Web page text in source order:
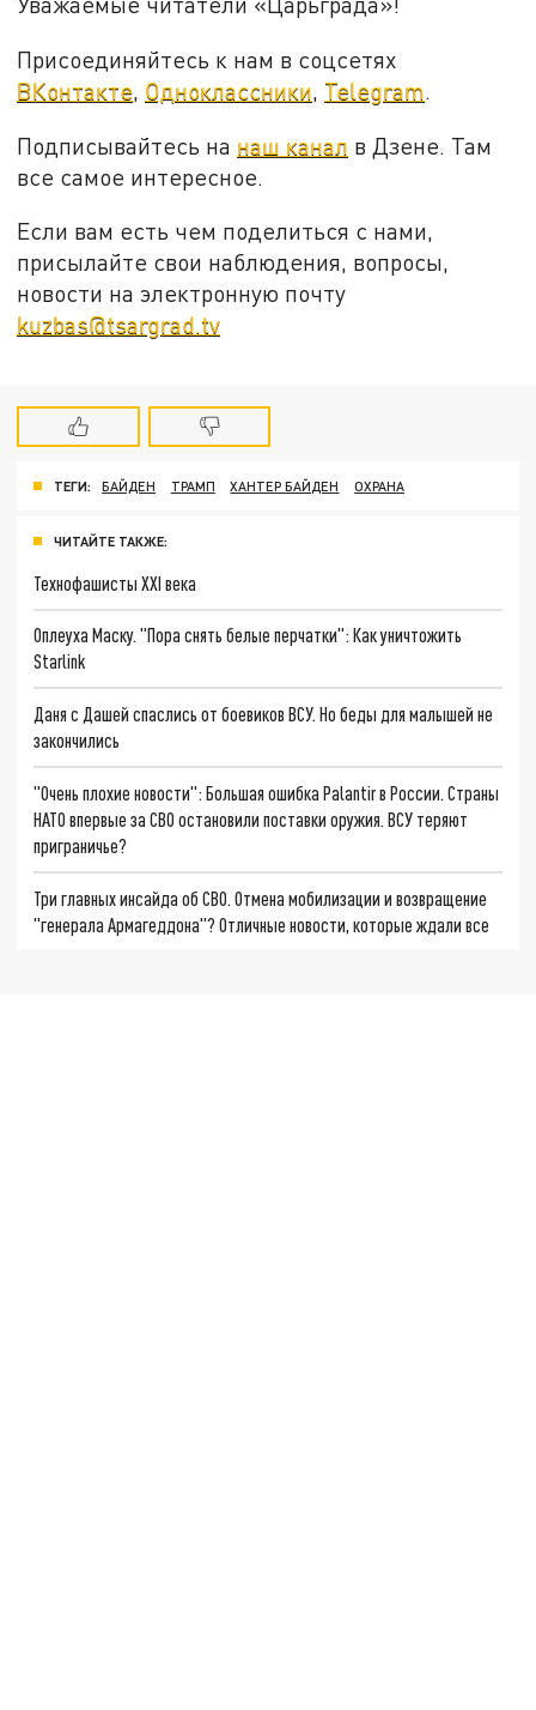
Присоединяйтесь к нам в соцсетях
ВКонтакте, Одноклассники, Telegram.
Подписывайтесь на наш канал в Дзене. Там
все самое интересное.
Если вам есть чем поделиться с нами,
присылайте свои наблюдения, вопросы,
новости на электронную почту
kuzbas@tsargrad.tv
ТЕГИ: БАЙДЕН ТРАМП ХАНТЕР БАЙДЕН ОХРАНА
ЧИТАЙТЕ ТАКЖЕ:
Технофашисты XXI века
Оплеуха Маску. "Пора снять белые перчатки": Как уничтожить
Starlink
Даня с Дашей спаслись от боевиков ВСУ. Но беды для малышей не
закончились
"Очень плохие новости": Большая ошибка Palantir в России. Страны
НАТО впервые за СВО остановили поставки оружия. ВСУ теряют
приграничье?
Три главных инсайда об СВО. Отмена мобилизации и возвращение
"генерала Армагеддона"? Отличные новости, которые ждали все